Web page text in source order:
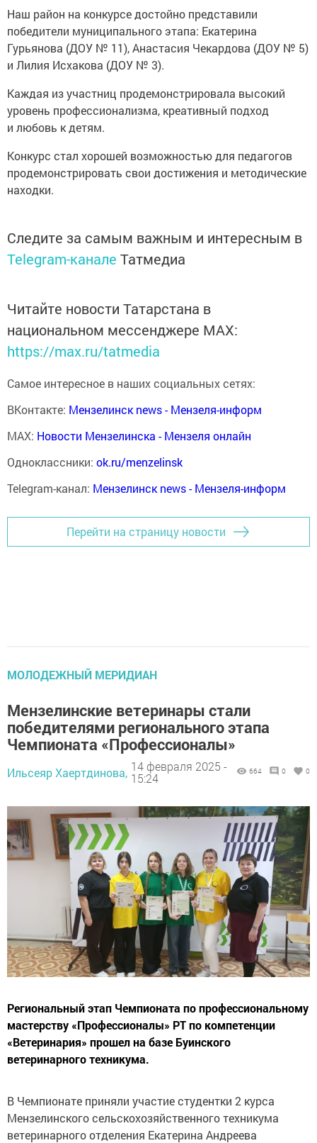
Наш район на конкурсе достойно представили
победители муниципального этапа: Екатерина
Гурьянова (ДОУ № 11), Анастасия Чекардова (ДОУ № 5)
и Лилия Исхакова (ДОУ № 3).
Каждая из участниц продемонстрировала высокий
уровень профессионализма, креативный подход
и любовь к детям.
Конкурс стал хорошей возможностью для педагогов
продемонстрировать свои достижения и методические
находки.
Следите за самым важным и интересным в
Telegram-канале Татмедиа
Читайте новости Татарстана в
национальном мессенджере MАХ:
https://max.ru/tatmedia
Самое интересное в наших социальных сетях:
ВКонтакте: Мензелинск news - Мензеля-информ
MAX: Новости Мензелинска - Мензеля онлайн
Одноклассники: ok.ru/menzelinsk
Telegram-канал: Мензелинск news - Мензеля-информ
Перейти на страницу новости
МОЛОДЕЖНЫЙ МЕРИДИАН
Мензелинские ветеринары стали
победителями регионального этапа
Чемпионата «Профессионалы»
Ильсеяр Хаертдинова, 14 февраля 2025 -
15:24
664 0 0
Региональный этап Чемпионата по профессиональному
мастерству «Профессионалы» РТ по компетенции
«Ветеринария» прошел на базе Буинского
ветеринарного техникума.
В Чемпионате приняли участие студентки 2 курса
Мензелинского сельскохозяйственного техникума
ветеринарного отделения Екатерина Андреева